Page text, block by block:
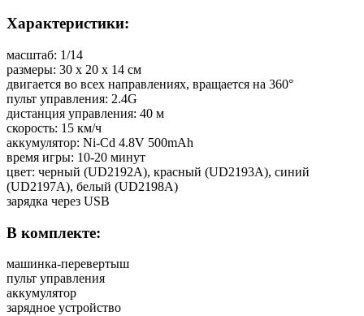
Характеристики:
масштаб: 1/14
размеры: 30 х 20 х 14 см
двигается во всех направлениях, вращается на 360°
пульт управления: 2.4G
дистанция управления: 40 м
скорость: 15 км/ч
аккумулятор: Ni-Cd 4.8V 500mAh
время игры: 10-20 минут
цвет: черный (UD2192A), красный (UD2193A), синий
(UD2197A), белый (UD2198A)
зарядка через USB
В комплекте:
машинка-перевертыш
пульт управления
аккумулятор
зарядное устройство